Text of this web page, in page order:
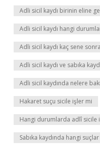
Adli sicil kaydı birinin eline
Adli sicil kaydı hangi
Adli sicil kaydı kaç sene
Adli sicil kaydı ve sabıka
Adli sicil kaydında nelere
Hakaret suçu sicile işler mi
Hangi durumlarda adlî sicile
Sabıka kaydında hangi